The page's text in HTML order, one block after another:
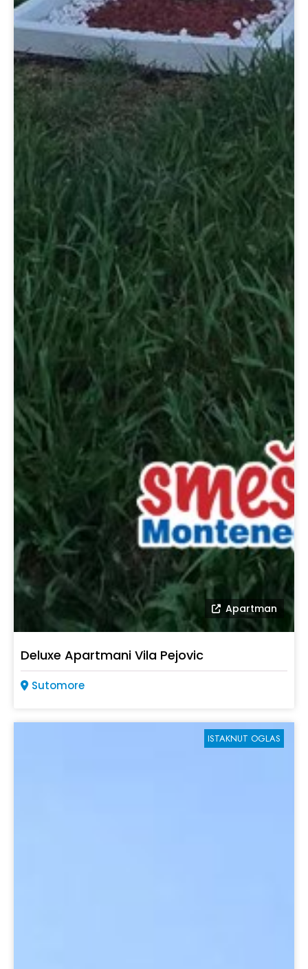
Apartman
Deluxe Apartmani Vila Pejovic
Sutomore
ISTAKNUT OGLAS